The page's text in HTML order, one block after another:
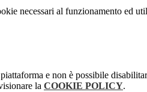
necessari al funzionamento ed
e non è possibile
la COOKIE POLICY.